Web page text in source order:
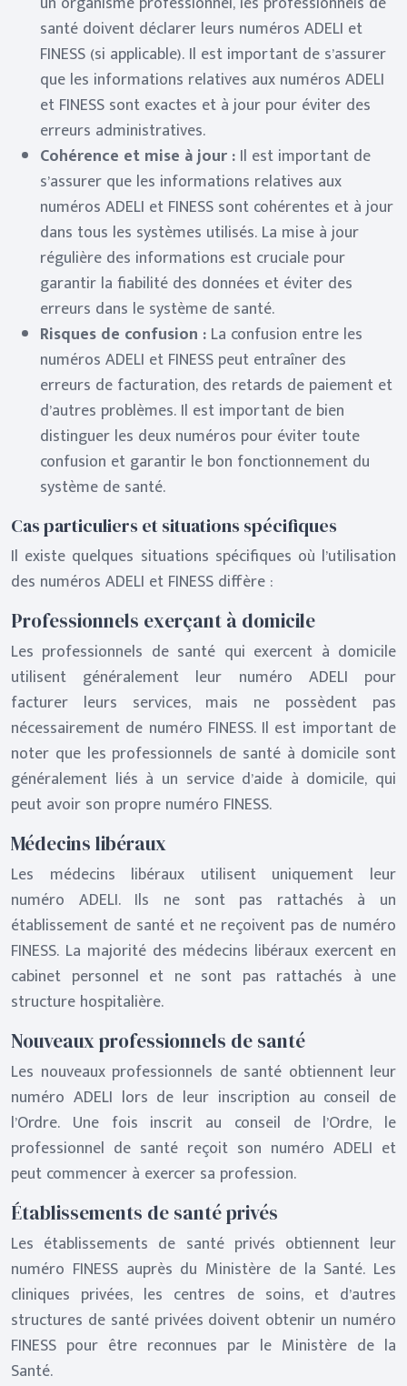
santé doivent déclarer leurs numéros ADELI et
FINESS (si applicable). Il est important de s’assurer
que les informations relatives aux numéros ADELI
et FINESS sont exactes et à jour pour éviter des
erreurs administratives.
Cohérence et mise à jour : Il est important de
s’assurer que les informations relatives aux
numéros ADELI et FINESS sont cohérentes et à jour
dans tous les systèmes utilisés. La mise à jour
régulière des informations est cruciale pour
garantir la fiabilité des données et éviter des
erreurs dans le système de santé.
Risques de confusion : La confusion entre les
numéros ADELI et FINESS peut entraîner des
erreurs de facturation, des retards de paiement et
d’autres problèmes. Il est important de bien
distinguer les deux numéros pour éviter toute
confusion et garantir le bon fonctionnement du
système de santé.
Cas particuliers et situations spécifiques
Il existe quelques situations spécifiques où l’utilisation
des numéros ADELI et FINESS diffère :
Professionnels exerçant à domicile
Les professionnels de santé qui exercent à domicile
utilisent généralement leur numéro ADELI pour
facturer leurs services, mais ne possèdent pas
nécessairement de numéro FINESS. Il est important de
noter que les professionnels de santé à domicile sont
généralement liés à un service d’aide à domicile, qui
peut avoir son propre numéro FINESS.
Médecins libéraux
Les médecins libéraux utilisent uniquement leur
numéro ADELI. Ils ne sont pas rattachés à un
établissement de santé et ne reçoivent pas de numéro
FINESS. La majorité des médecins libéraux exercent en
cabinet personnel et ne sont pas rattachés à une
structure hospitalière.
Nouveaux professionnels de santé
Les nouveaux professionnels de santé obtiennent leur
numéro ADELI lors de leur inscription au conseil de
l’Ordre. Une fois inscrit au conseil de l’Ordre, le
professionnel de santé reçoit son numéro ADELI et
peut commencer à exercer sa profession.
Établissements de santé privés
Les établissements de santé privés obtiennent leur
numéro FINESS auprès du Ministère de la Santé. Les
cliniques privées, les centres de soins, et d’autres
structures de santé privées doivent obtenir un numéro
FINESS pour être reconnues par le Ministère de la
Santé.